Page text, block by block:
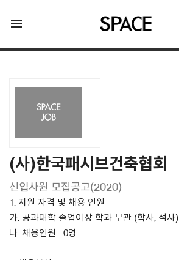
LOGIN
Facebook Login
menu
(사)한국패시브건축협회
신입사원 모집공고(2020)
1. 지원 자격 및 채용 인원
가. 공과대학 졸업이상 학과 무관 (학사, 석사)
나. 채용인원 : 0명